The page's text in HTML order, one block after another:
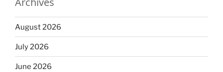
August 2026
July 2026
June 2026